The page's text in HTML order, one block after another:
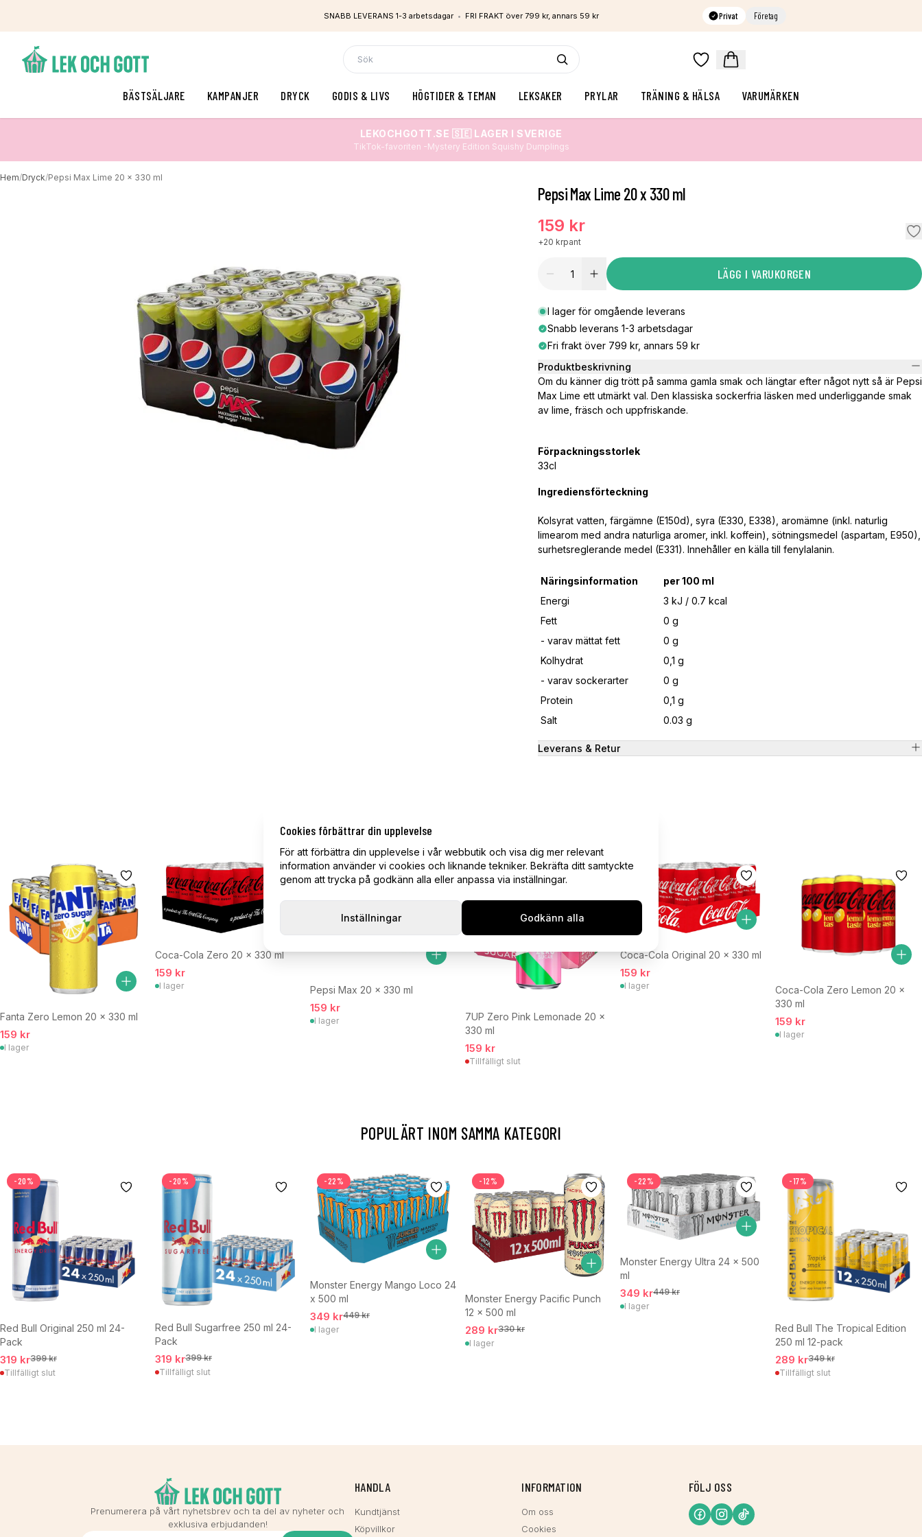
Cookies förbättrar din upplevelse
För att förbättra din upplevelse i vår webbutik och visa dig mer relevant
information använder vi cookies och liknande tekniker. Bekräfta ditt samtyckte
genom att trycka på godkänn alla eller anpassa via inställningar.
Inställningar Godkänn alla
SNABB LEVERANS 1-3 arbetsdagar • FRI FRAKT över 799 kr, annars 59 kr Privat Företag
BÄSTSÄLJARE KAMPANJER DRYCK GODIS & LIVS HÖGTIDER & TEMAN LEKSAKER PRYLAR TRÄNING & HÄLSA VARUMÄRKEN
LEKOCHGOTT.SE 🇸🇪 LAGER I SVERIGE
TikTok-favoriten -Mystery Edition Squishy Dumplings
Hem/Dryck/Pepsi Max Lime 20 x 330 ml
Pepsi Max Lime 20 x 330 ml
159 kr
+20 krpant
LÄGG I VARUKORGEN
I lager för omgående leverans
Snabb leverans 1-3 arbetsdagar
Fri frakt över 799 kr, annars 59 kr
Produktbeskrivning
Om du känner dig trött på samma gamla smak och längtar efter något nytt så är Pepsi
Max Lime ett utmärkt val. Den klassiska sockerfria läsken med underliggande smak
av lime, fräsch och uppfriskande.
Förpackningsstorlek
33cl
Ingrediensförteckning
Kolsyrat vatten, färgämne (E150d), syra (E330, E338), aromämne (inkl. naturlig
limearom med andra naturliga aromer, inkl. koffein), sötningsmedel (aspartam, E950),
surhetsreglerande medel (E331). Innehåller en källa till fenylalanin.
Näringsinformation
per 100 ml
Energi
3 kJ / 0.7 kcal
Fett
0 g
- varav mättat fett
0 g
Kolhydrat
0,1 g
- varav sockerarter
0 g
Protein
0,1 g
Salt
0.03 g
Leverans & Retur
ANDRA KÖPTE ÄVEN
Fanta Zero Lemon 20 x 330 ml
159 kr
I lager
Coca-Cola Zero 20 x 330 ml
159 kr
I lager Pepsi Max 20 x 330 ml
159 kr
I lager
7UP Zero Pink Lemonade 20 x
330 ml
159 kr
Tillfälligt slut
Coca-Cola Original 20 x 330 ml
159 kr
I lager
Coca-Cola Zero Lemon 20 x
330 ml
159 kr
I lager
POPULÄRT INOM SAMMA KATEGORI
-20%
Red Bull Original 250 ml 24-
Pack
319 kr399 kr
Tillfälligt slut
-20%
Red Bull Sugarfree 250 ml 24-
Pack
319 kr399 kr
Tillfälligt slut
-22%
Monster Energy Mango Loco 24
x 500 ml
349 kr449 kr
I lager
-12%
Monster Energy Pacific Punch
12 x 500 ml
289 kr330 kr
I lager
-22%
Monster Energy Ultra 24 x 500
ml
349 kr449 kr
I lager
-17%
Red Bull The Tropical Edition
250 ml 12-pack
289 kr349 kr
Tillfälligt slut
Prenumerera på vårt nyhetsbrev och ta del av nyheter och
exklusiva erbjudanden!
HANDLA
Kundtjänst
Köpvillkor
INFORMATION
Om oss
Cookies
FÖLJ OSS